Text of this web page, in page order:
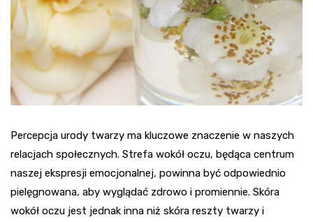
Percepcja urody twarzy ma kluczowe znaczenie w naszych
relacjach społecznych. Strefa wokół oczu, będąca centrum
naszej ekspresji emocjonalnej, powinna być odpowiednio
pielęgnowana, aby wyglądać zdrowo i promiennie. Skóra
wokół oczu jest jednak inna niż skóra reszty twarzy i